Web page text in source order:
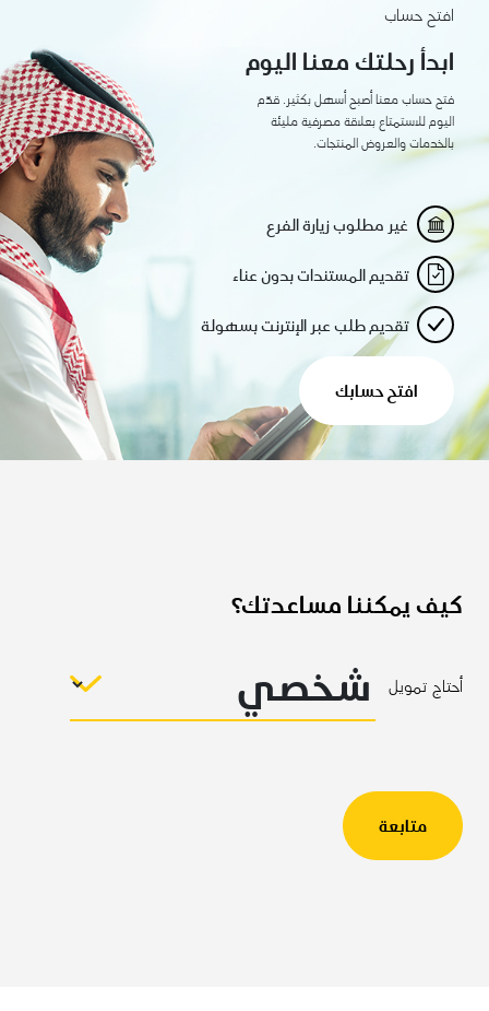
افتح حساب
ابدأ رحلتك معنا اليوم
فتح حساب معنا أصبح أسهل بكثير. قدّم
اليوم للاستمتاع بعلاقة مصرفية مليئة
بالخدمات والعروض المنتجات.
غير مطلوب زيارة الفرع
تقديم المستندات بدون عناء
تقديم طلب عبر الإنترنت بسهولة
افتح حسابك
كيف يمكننا مساعدتك؟
أحتاج تمويل